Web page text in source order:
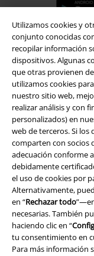
Utilizamos cookies y
conjunto conocidas
recopilar información
dispositivos. Algunas
que otras provienen
utilizamos cookies
nuestro sitio web,
realizar análisis y con
personalizados) en
web de terceros. Si los
comparten con socios
adecuación conforme
debidamente
el uso de cookies por
Alternativamente,
en “Rechazar todo
necesarias. También
haciendo clic en “
tu consentimiento en
Para más información
A